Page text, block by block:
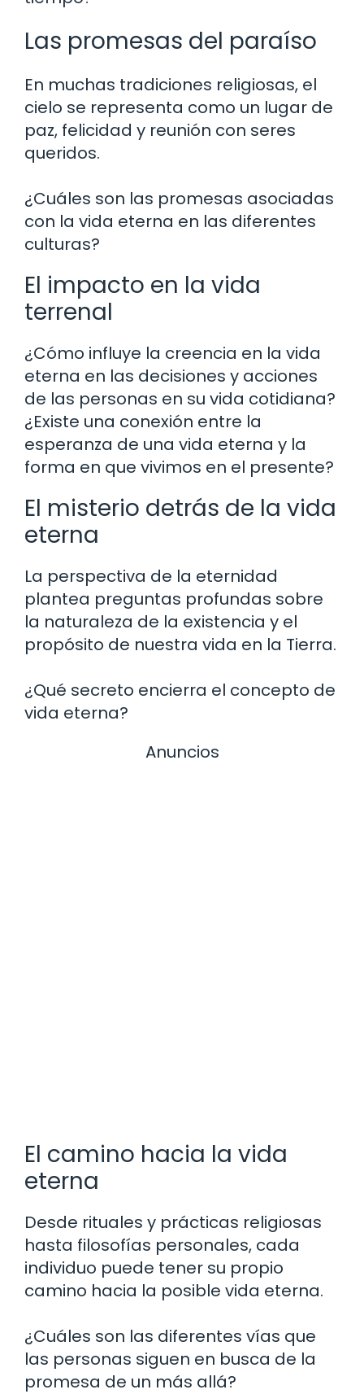
Las promesas del paraíso
En muchas tradiciones religiosas, el
cielo se representa como un lugar de
paz, felicidad y reunión con seres
queridos.
¿Cuáles son las promesas asociadas
con la vida eterna en las diferentes
culturas?
El impacto en la vida
terrenal
¿Cómo influye la creencia en la vida
eterna en las decisiones y acciones
de las personas en su vida cotidiana?
¿Existe una conexión entre la
esperanza de una vida eterna y la
forma en que vivimos en el presente?
El misterio detrás de la vida
eterna
La perspectiva de la eternidad
plantea preguntas profundas sobre
la naturaleza de la existencia y el
propósito de nuestra vida en la Tierra.
¿Qué secreto encierra el concepto de
vida eterna?
Anuncios
El camino hacia la vida
eterna
Desde rituales y prácticas religiosas
hasta filosofías personales, cada
individuo puede tener su propio
camino hacia la posible vida eterna.
¿Cuáles son las diferentes vías que
las personas siguen en busca de la
promesa de un más allá?